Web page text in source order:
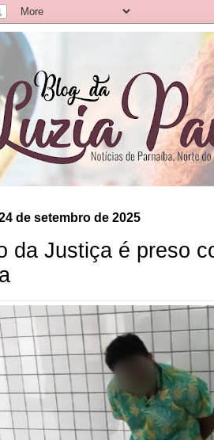
de setembro de 2025
da Justiça é preso